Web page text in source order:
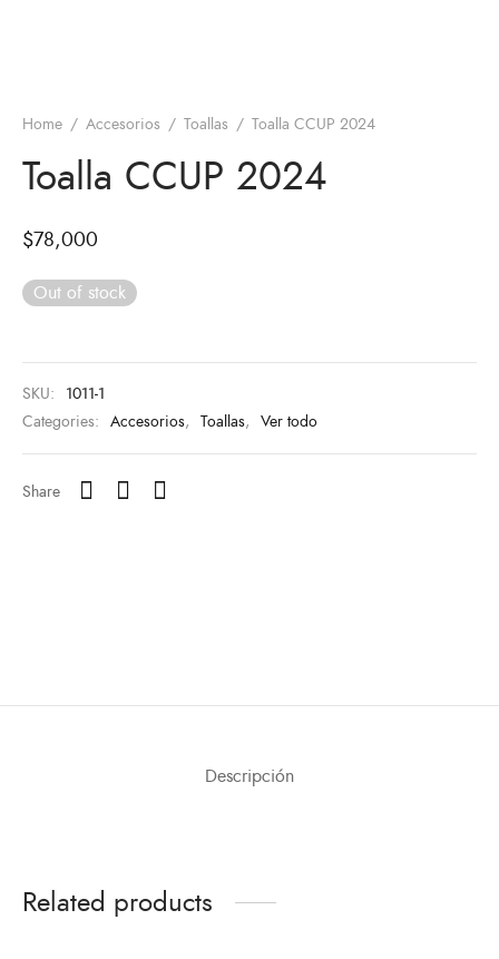
Home / Accesorios / Toallas / Toalla CCUP 2024
Toalla CCUP 2024
$78,000
Out of stock
SKU: 1011-1
Categories: Accesorios, Toallas, Ver todo
Share
Descripción
Related products